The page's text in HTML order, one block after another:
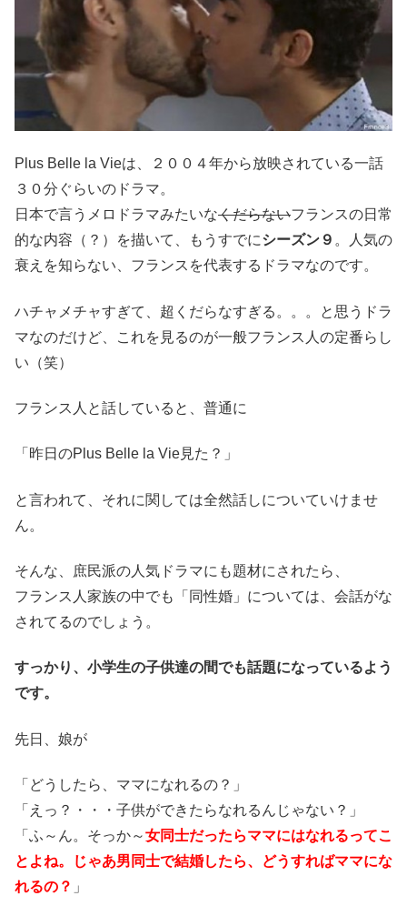
Plus Belle la Vieは、２００４年から放映されている一話
３０分ぐらいのドラマ。
日本で言うメロドラマみたいなくだらないフランスの日常
的な内容（？）を描いて、もうすでにシーズン９ 。人気の
衰えを知らない、フランスを代表するドラマなのです。
ハチャメチャすぎて、超くだらなすぎる。。。と思うドラ
マなのだけど、これを見るのが一般フランス人の定番らし
い（笑）
フランス人と話していると、普通に
「昨日のPlus Belle la Vie見た？」
と言われて、それに関しては全然話しについていけませ
ん。
そんな、庶民派の人気ドラマにも題材にされたら、
フランス人家族の中でも「同性婚」については、会話がな
されてるのでしょう。
すっかり、小学生の子供達の間でも話題になっているよう
です。
先日、娘が
「どうしたら、ママになれるの？」
「えっ？・・・子供ができたらなれるんじゃない？」
「ふ～ん。そっか～女同士だったらママにはなれるってこ
とよね。じゃあ男同士で結婚したら、どうすればママにな
れるの？ 」